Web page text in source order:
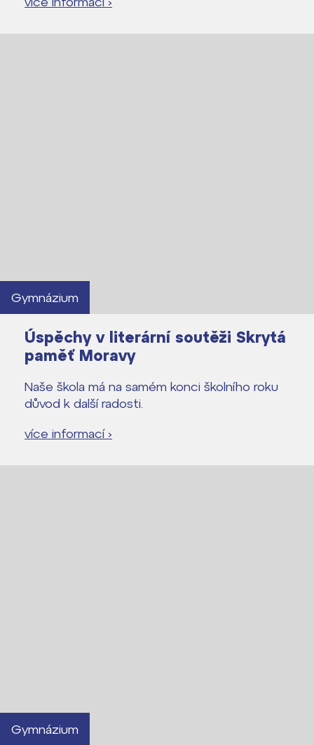
Gymnázium
Úspěchy v literární soutěži Skrytá
paměť Moravy
Naše škola má na samém konci školního roku
důvod k další radosti.
více informací ›
Gymnázium